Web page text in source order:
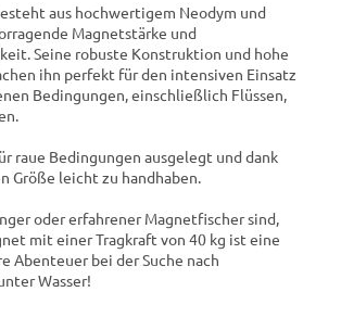
aus hochwertigem Neodym und
Magnetstärke und
Seine robuste Konstruktion und hohe
ihn perfekt für den intensiven Einsatz
Bedingungen, einschließlich Flüssen,
raue Bedingungen ausgelegt und dank
Größe leicht zu handhaben.
oder erfahrener Magnetfischer sind,
mit einer Tragkraft von 40 kg ist eine
Abenteuer bei der Suche nach
Wasser!